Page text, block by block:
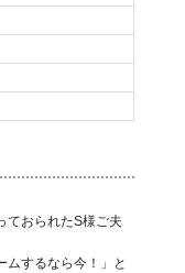
ておられたS様ご夫
ムするなら今！」と